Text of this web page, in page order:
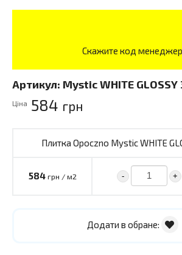
Скажите код
Артикул: Mystic WHITE
Ціна 584 грн
Плитка Opoczno Mystic WHITE
584 грн / м2 - +
Додати в обране: